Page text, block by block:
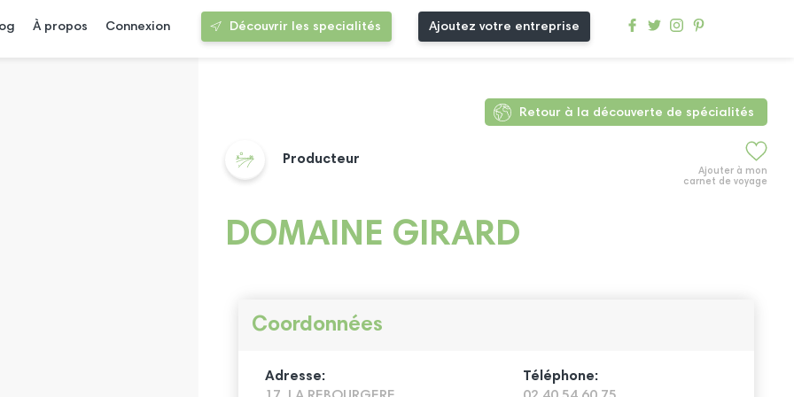
À propos Connexion Découvrir les specialités Ajoutez votre entreprise
Retour à la découverte de spécialités
Ajouter à mon
carnet de voyage
Producteur
DOMAINE GIRARD
Coordonnées
Adresse:
Téléphone: